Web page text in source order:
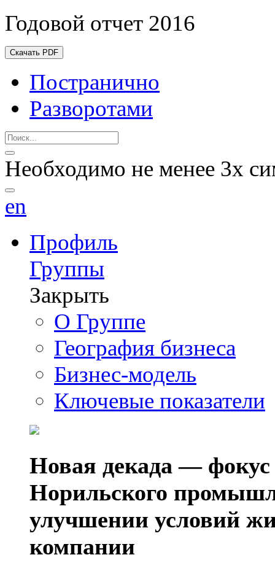
Годовой отчет 2016
Скачать PDF
Постранично
Разворотами
Необходимо не менее 3х
en
Профиль
Группы
Закрыть
О Группе
География бизнеса
Бизнес-модель
Ключевые показатели
Новая декада — фокус
Норильского
улучшении условий
компании